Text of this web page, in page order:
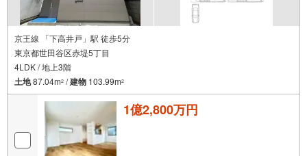
京王線 「下高井戸」駅 徒歩5分
東京都世田谷区赤堤5丁目
4LDK / 地上3階
土地87.04m2 /建物 103.99m2
1億2,800万円